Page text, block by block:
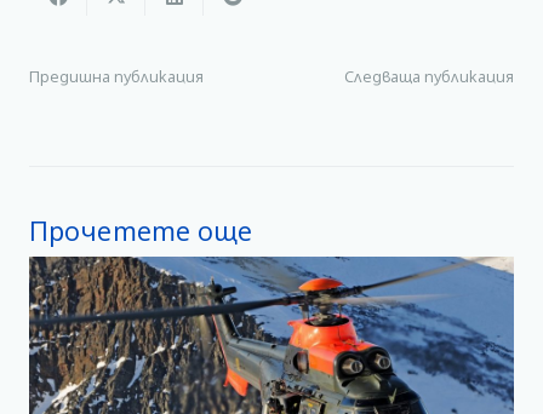
Предишна публикация Следваща публикация
Прочетете още